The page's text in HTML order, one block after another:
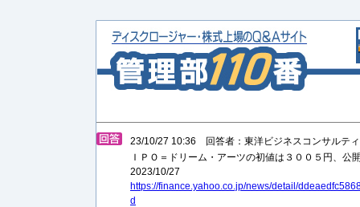
23/10/27 10:36 回答者：東洋ビジネスコンサルテ
ＩＰＯ＝ドリーム・アーツの初値は３００５円、公
2023/10/27
https://finance.yahoo.co.jp/news/detail/
d